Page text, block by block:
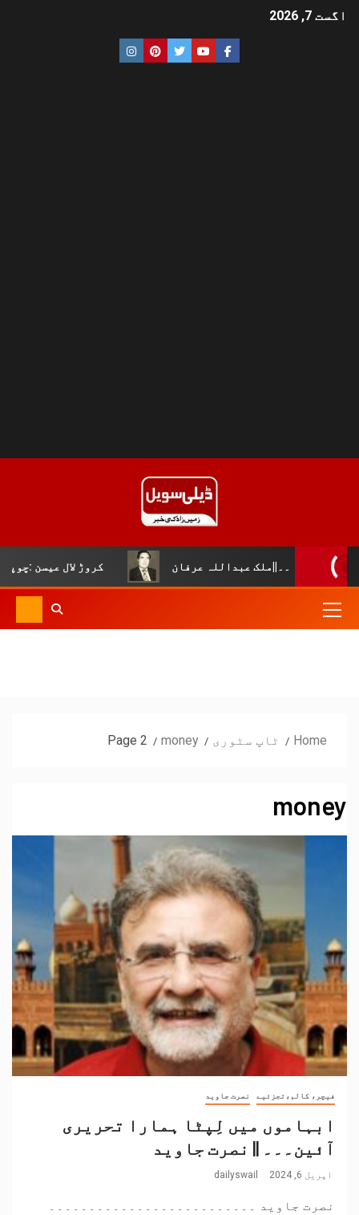
اگست 7, 2026
کروڑ لال عیسن :چوپال کلچرل اینڈ عرفان
Home ٹاپ سٹوری money
Page 2
money
فیچر، کالم،تجزئیے نصرت جاوید
ابہاموں میں لِپٹا ہمارا تحریری
آئین۔۔۔ || نصرت جاوید
اپریل 6, 2024 dailyswail
نصرت جاوید ۔۔۔۔۔۔۔۔۔۔۔۔۔۔۔۔۔۔۔۔۔۔۔۔۔۔